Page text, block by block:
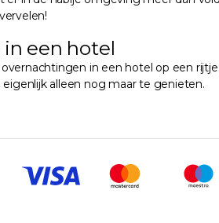
een hotel
in een hotel op een
alleen nog maar te genieten.